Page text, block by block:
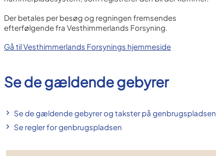
Der betales per besøg og regningen fremsendes
efterfølgende fra Vesthimmerlands Forsyning.
Gå til Vesthimmerlands Forsynings hjemmeside
Se de gældende gebyrer
Se de gældende gebyrer og takster på genbrugspladsen
Se regler for genbrugspladsen